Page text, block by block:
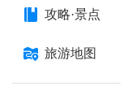
攻略·景点
旅游地图